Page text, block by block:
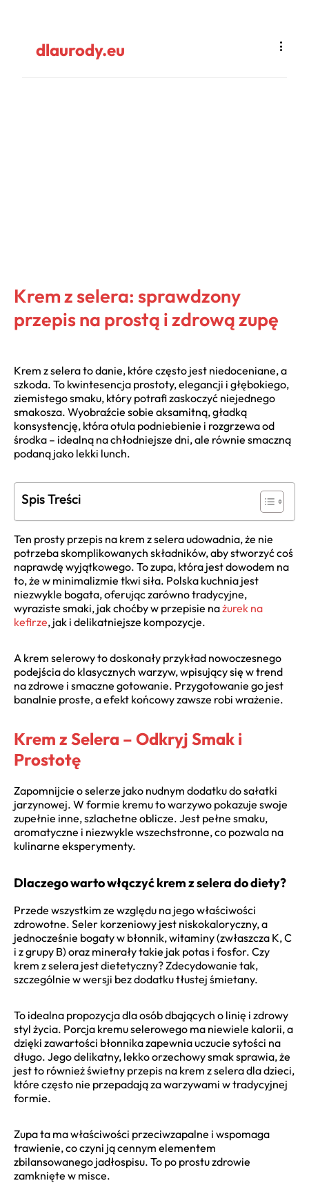
dlaurody.eu
Krem z selera: sprawdzony
przepis na prostą i zdrową zupę
Krem z selera to danie, które często jest niedoceniane, a
szkoda. To kwintesencja prostoty, elegancji i głębokiego,
ziemistego smaku, który potrafi zaskoczyć niejednego
smakosza. Wyobraźcie sobie aksamitną, gładką
konsystencję, która otula podniebienie i rozgrzewa od
środka – idealną na chłodniejsze dni, ale równie smaczną
podaną jako lekki lunch.
Spis Treści
Ten prosty przepis na krem z selera udowadnia, że nie
potrzeba skomplikowanych składników, aby stworzyć coś
naprawdę wyjątkowego. To zupa, która jest dowodem na
to, że w minimalizmie tkwi siła. Polska kuchnia jest
niezwykle bogata, oferując zarówno tradycyjne,
wyraziste smaki, jak choćby w przepisie nażurek na
kefirze, jak i delikatniejsze kompozycje.
A krem selerowy to doskonały przykład nowoczesnego
podejścia do klasycznych warzyw, wpisujący się w trend
na zdrowe i smaczne gotowanie. Przygotowanie go jest
banalnie proste, a efekt końcowy zawsze robi wrażenie.
Krem z Selera – Odkryj Smak i
Prostotę
Zapomnijcie o selerze jako nudnym dodatku do sałatki
jarzynowej. W formie kremu to warzywo pokazuje swoje
zupełnie inne, szlachetne oblicze. Jest pełne smaku,
aromatyczne i niezwykle wszechstronne, co pozwala na
kulinarne eksperymenty.
Dlaczego warto włączyć krem z selera do diety?
Przede wszystkim ze względu na jego właściwości
zdrowotne. Seler korzeniowy jest niskokaloryczny, a
jednocześnie bogaty w błonnik, witaminy (zwłaszcza K, C
i z grupy B) oraz minerały takie jak potas i fosfor. Czy
krem z selera jest dietetyczny? Zdecydowanie tak,
szczególnie w wersji bez dodatku tłustej śmietany.
To idealna propozycja dla osób dbających o linię i zdrowy
styl życia. Porcja kremu selerowego ma niewiele kalorii, a
dzięki zawartości błonnika zapewnia uczucie sytości na
długo. Jego delikatny, lekko orzechowy smak sprawia, że
jest to również świetny przepis na krem z selera dla dzieci,
które często nie przepadają za warzywami w tradycyjnej
formie.
Zupa ta ma właściwości przeciwzapalne i wspomaga
trawienie, co czyni ją cennym elementem
zbilansowanego jadłospisu. To po prostu zdrowie
zamknięte w misce.